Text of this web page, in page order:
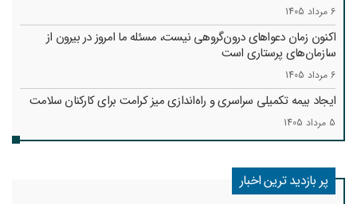
6 مرداد 1405
اکنون زمان دعواهای درون‌گروهی نیست، مسئله ما امروز در بیرون از
سازمان‌های پرستاری است
6 مرداد 1405
ایجاد بیمه تکمیلی سراسری و راه‌اندازی میز کرامت برای کارکنان سلامت
5 مرداد 1405
پر بازدید ترین اخبار